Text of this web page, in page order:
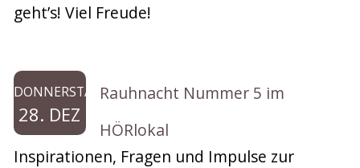
geht’s! Viel Freude!
DONNERSTAG
28. DEZ
Rauhnacht Nummer 5 im
HÖRlokal
Inspirationen, Fragen und Impulse zur